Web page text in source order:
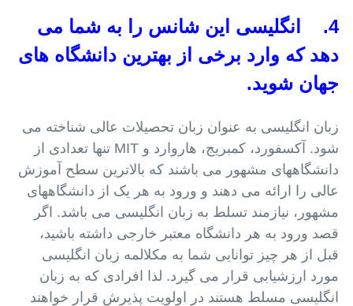
4. انگلیسی این شانس را به شما می
دهد که وارد برخی از بهترین دانشگاه های
جهان شوید.
زبان انگلیسی به عنوان زبان تحصیلات عالی شناخته می
شود. آکسفورد، کمبریج، هاروارد و MIT تنها تعدادی از
دانشگاههای مشهور می باشند که بالاترین سطح آموزش
عالی را ارائه می دهند و ورود به هر یک از دانشگاههای
مشهور، نیازمند تسلط به زبان انگلیسی می باشد. اگر
قصد ورود به هر دانشگاه معتبر خارجی داشته باشید،
قبل از هر چیز توانایی شما به مکلالمه زبان انگلیسی
مورد ارزشیابی قرار می گیرد. لذا افرادی که به زبان
انگلیسی مسلط هستند در اولویت پذیرش قرار خواهند